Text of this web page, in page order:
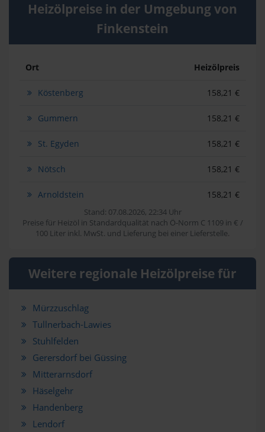
Heizölpreise in der Umgebung von
Finkenstein
Ort Heizölpreis
Köstenberg 158,21 €
Gummern 158,21 €
St. Egyden 158,21 €
Nötsch 158,21 €
Arnoldstein 158,21 €
Stand: 07.08.2026, 22:34 Uhr
Preise für Heizöl in Standardqualität nach Ö-Norm C 1109 in € /
100 Liter inkl. MwSt. und Lieferung bei einer Lieferstelle.
Weitere regionale Heizölpreise für
Mürzzuschlag
Tullnerbach-Lawies
Stuhlfelden
Gerersdorf bei Güssing
Mitterarnsdorf
Häselgehr
Handenberg
Lendorf